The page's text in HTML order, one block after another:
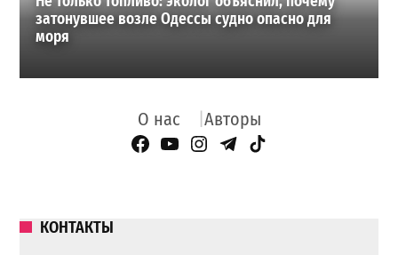
затонувшее возле Одессы судно опасно для
моря
О нас Авторы
Facebook Page
YouTube
Instagram
Telegram
TikTok
КОНТАКТЫ